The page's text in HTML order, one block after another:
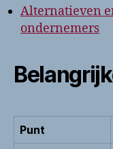
Alternatieven
ondernemers
Punt